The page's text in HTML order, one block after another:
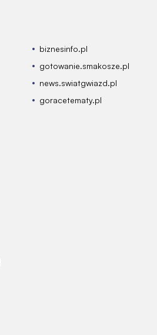
biznesinfo.pl
gotowanie.smakosze.pl
news.swiatgwiazd.pl
goracetematy.pl